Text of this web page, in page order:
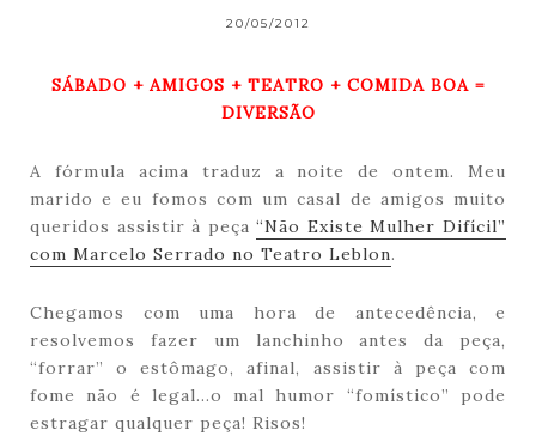
20/05/2012
SÁBADO + AMIGOS + TEATRO + COMIDA BOA =
DIVERSÃO
A fórmula acima traduz a noite de ontem. Meu
marido e eu fomos com um casal de amigos muito
queridos assistir à peça“Não Existe Mulher Difícil”
com Marcelo Serrado no Teatro Leblon.
Chegamos com uma hora de antecedência, e
resolvemos fazer um lanchinho antes da peça,
“forrar” o estômago, afinal, assistir à peça com
fome não é legal…o mal humor “fomístico” pode
estragar qualquer peça! Risos!